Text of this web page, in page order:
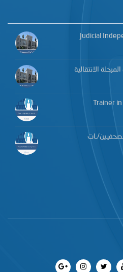
Judicial
الانتقالية
Trainer
ـات